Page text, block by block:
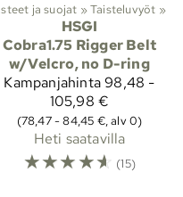
Taisteluvarusteet ja suojat ‪»Taisteluvyöt ‪»
HSGI
Cobra1.75 Rigger Belt
w/Velcro, no D-ring
Kampanjahinta98,48 -
105,98 €
(78,47 - 84,45 €, alv 0)
Heti saatavilla
☆☆☆☆☆ (15)